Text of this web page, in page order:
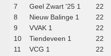
7
Geel Zwart '25 1 22
8
Nieuw Balinge 1 22
9
VVAK 1 22
10
Tiendeveen 1 22
11
VCG 1 22